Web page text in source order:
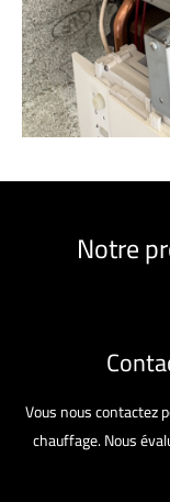
Notre
Vous nous contactez
chauffage. Nous